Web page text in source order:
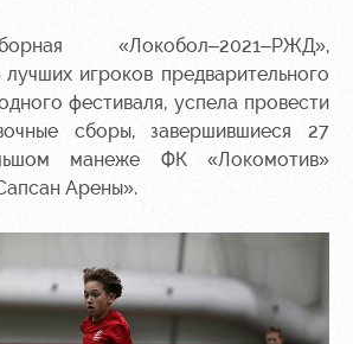
болельщика
Программа
лояльности
Информация
для
болельщиков
«Локобол–2021–РЖД»,
игроков предварительного
фестиваля, успела провести
сборы, завершившиеся 27
манеже ФК «Локомотив»
Арены».